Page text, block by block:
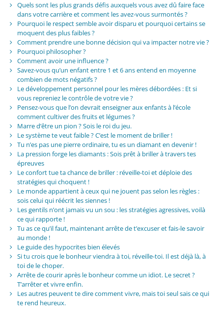
Quels sont les plus grands défis auxquels vous avez dû faire face
dans votre carrière et comment les avez-vous surmontés ?
Pourquoi le respect semble avoir disparu et pourquoi certains se
moquent des plus faibles ?
Comment prendre une bonne décision qui va impacter notre vie ?
Pourquoi philosopher ?
Comment avoir une influence ?
Savez-vous qu’un enfant entre 1 et 6 ans entend en moyenne
combien de mots négatifs ?
Le développement personnel pour les mères débordées : Et si
vous repreniez le contrôle de votre vie ?
Pensez-vous que l’on devrait enseigner aux enfants à l’école
comment cultiver des fruits et légumes ?
Marre d’être un pion ? Sois le roi du jeu.
Le système te veut faible ? C’est le moment de briller !
Tu n’es pas une pierre ordinaire, tu es un diamant en devenir !
La pression forge les diamants : Sois prêt à briller à travers tes
épreuves
Le confort tue ta chance de briller : réveille-toi et déploie des
stratégies qui choquent !
Le monde appartient à ceux qui ne jouent pas selon les règles :
sois celui qui réécrit les siennes !
Les gentils n’ont jamais vu un sou : les stratégies agressives, voilà
ce qui rapporte !
Tu as ce qu’il faut, maintenant arrête de t’excuser et fais-le savoir
au monde !
Le guide des hypocrites bien élevés
Si tu crois que le bonheur viendra à toi, réveille-toi. Il est déjà là, à
toi de le choper.
Arrête de courir après le bonheur comme un idiot. Le secret ?
T’arrêter et vivre enfin.
Les autres peuvent te dire comment vivre, mais toi seul sais ce qui
te rend heureux.